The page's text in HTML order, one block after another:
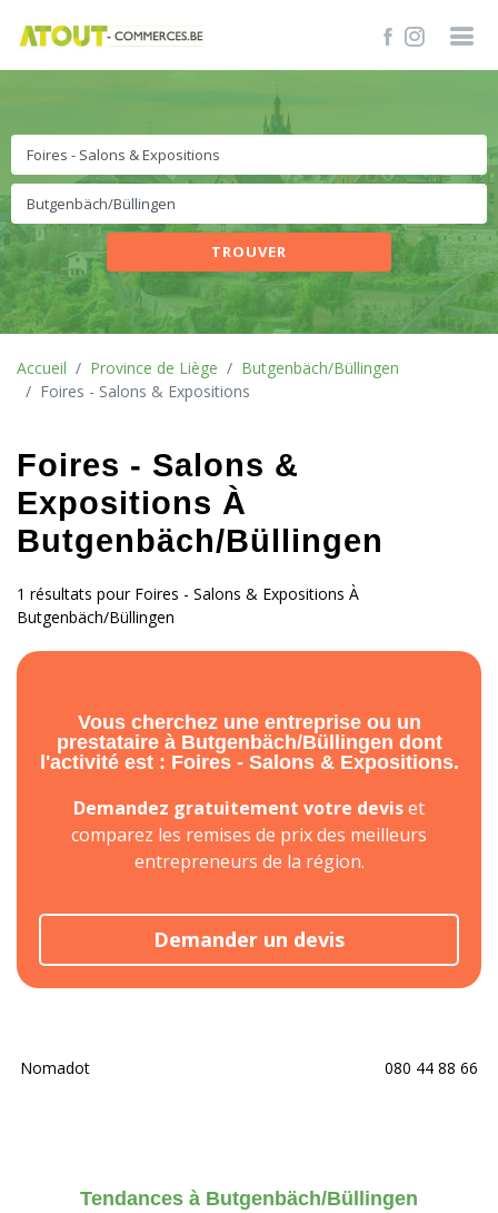
TROUVER
Accueil Province de Liège
Butgenbäch/Büllingen
Foires - Salons & Expositions
Foires - Salons &
Expositions À
Butgenbäch/Büllingen
1 résultats pour Foires - Salons & Expositions À
Butgenbäch/Büllingen
Vous cherchez une entreprise ou un
prestataire à Butgenbäch/Büllingen dont
l'activité est : Foires - Salons & Expositions.
Demandez gratuitement votre deviset
comparez les remises de prix des meilleurs
entrepreneurs de la région.
Demander un devis
Nomadot 080 44 88 66
Tendances à Butgenbäch/Büllingen